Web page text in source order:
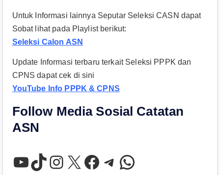
Untuk Informasi lainnya Seputar Seleksi CASN dapat
Sobat lihat pada Playlist berikut:
Seleksi Calon ASN
Update Informasi terbaru terkait Seleksi PPPK dan
CPNS dapat cek di sini
YouTube Info PPPK & CPNS
Follow Media Sosial Catatan
ASN
YouTube TikTok Instagram X Facebook Telegram WhatsApp